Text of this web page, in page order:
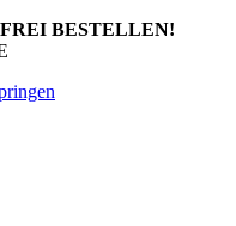
BESTELLEN!